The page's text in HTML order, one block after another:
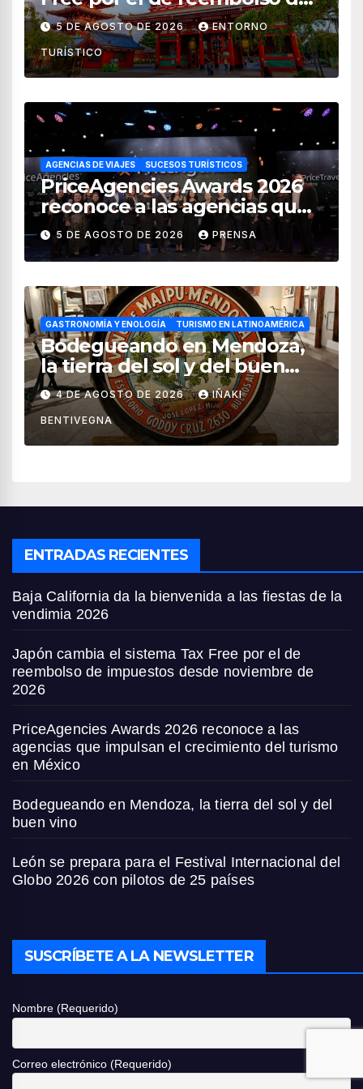
impuestos desde noviembre
de 2026
5 DE AGOSTO DE 2026 ENTORNO
TURÍSTICO
AGENCIAS DE VIAJES SUCESOS TURÍSTICOS
PriceAgencies Awards 2026
reconoce a las agencias que
impulsan el crecimiento del
turismo en México
5 DE AGOSTO DE 2026 PRENSA
GASTRONOMÍA Y ENOLOGÍA TURISMO EN LATINOAMÉRICA
Bodegueando en Mendoza,
la tierra del sol y del buen
vino
4 DE AGOSTO DE 2026 IÑAKI
BENTIVEGNA
ENTRADAS RECIENTES
Baja California da la bienvenida a las fiestas de la
vendimia 2026
Japón cambia el sistema Tax Free por el de
reembolso de impuestos desde noviembre de
2026
PriceAgencies Awards 2026 reconoce a las
agencias que impulsan el crecimiento del turismo
en México
Bodegueando en Mendoza, la tierra del sol y del
buen vino
León se prepara para el Festival Internacional del
Globo 2026 con pilotos de 25 países
SUSCRÍBETE A LA NEWSLETTER
Nombre (Requerido)
Correo electrónico (Requerido)